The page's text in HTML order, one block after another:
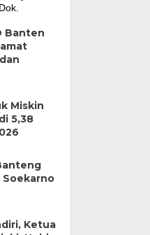
Banten
Miskin
5,38
Soekarno
Ketua